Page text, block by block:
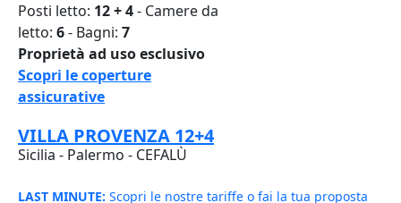
Posti letto: 12 + 4- Camere da
letto: 6- Bagni: 7
Proprietà ad uso esclusivo
Scopri le coperture
assicurative
VILLA PROVENZA 12+4
Sicilia - Palermo - CEFALÙ
LAST MINUTE: Scopri le nostre tariffe o fai la tua proposta